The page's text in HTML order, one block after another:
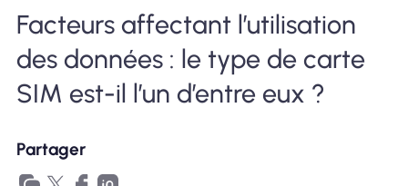
Facteurs affectant l’utilisation
des données : le type de carte
SIM est-il l’un d’entre eux ?
Partager